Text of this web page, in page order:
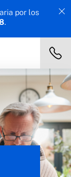
por los
.